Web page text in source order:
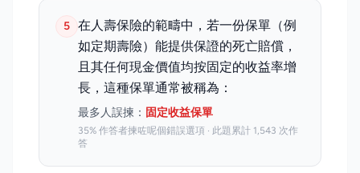
5 在人壽保險的範疇中，若一份保單（例
如定期壽險）能提供保證的死亡賠償，
且其任何現金價值均按固定的收益率增
長，這種保單通常被稱為：
最多人誤揀： 固定收益保單
35% 作答者揀咗呢個錯誤選項 · 此題累計 1,543 次作
答